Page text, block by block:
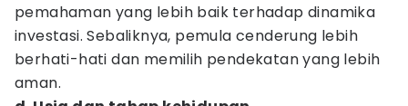
pemahaman yang lebih baik terhadap dinamika
investasi. Sebaliknya, pemula cenderung lebih
berhati-hati dan memilih pendekatan yang lebih
aman.